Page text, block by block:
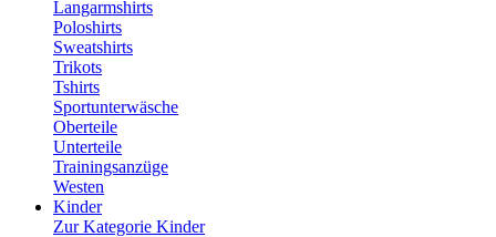
Langarmshirts
Poloshirts
Sweatshirts
Trikots
Tshirts
Sportunterwäsche
Oberteile
Unterteile
Trainingsanzüge
Westen
Kinder
Zur Kategorie Kinder